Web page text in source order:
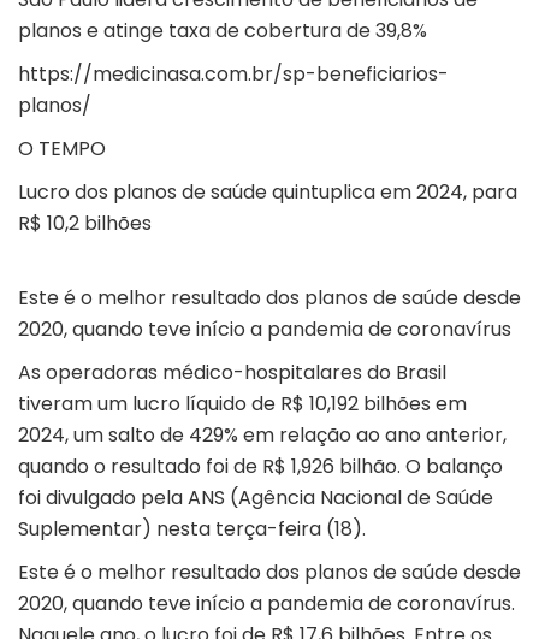
planos e atinge taxa de cobertura de 39,8%
https://medicinasa.com.br/sp-beneficiarios-
planos/
O TEMPO
Lucro dos planos de saúde quintuplica em 2024, para
R$ 10,2 bilhões
Este é o melhor resultado dos planos de saúde desde
2020, quando teve início a pandemia de coronavírus
As operadoras médico-hospitalares do Brasil
tiveram um lucro líquido de R$ 10,192 bilhões em
2024, um salto de 429% em relação ao ano anterior,
quando o resultado foi de R$ 1,926 bilhão. O balanço
foi divulgado pela ANS (Agência Nacional de Saúde
Suplementar) nesta terça-feira (18).
Este é o melhor resultado dos planos de saúde desde
2020, quando teve início a pandemia de coronavírus.